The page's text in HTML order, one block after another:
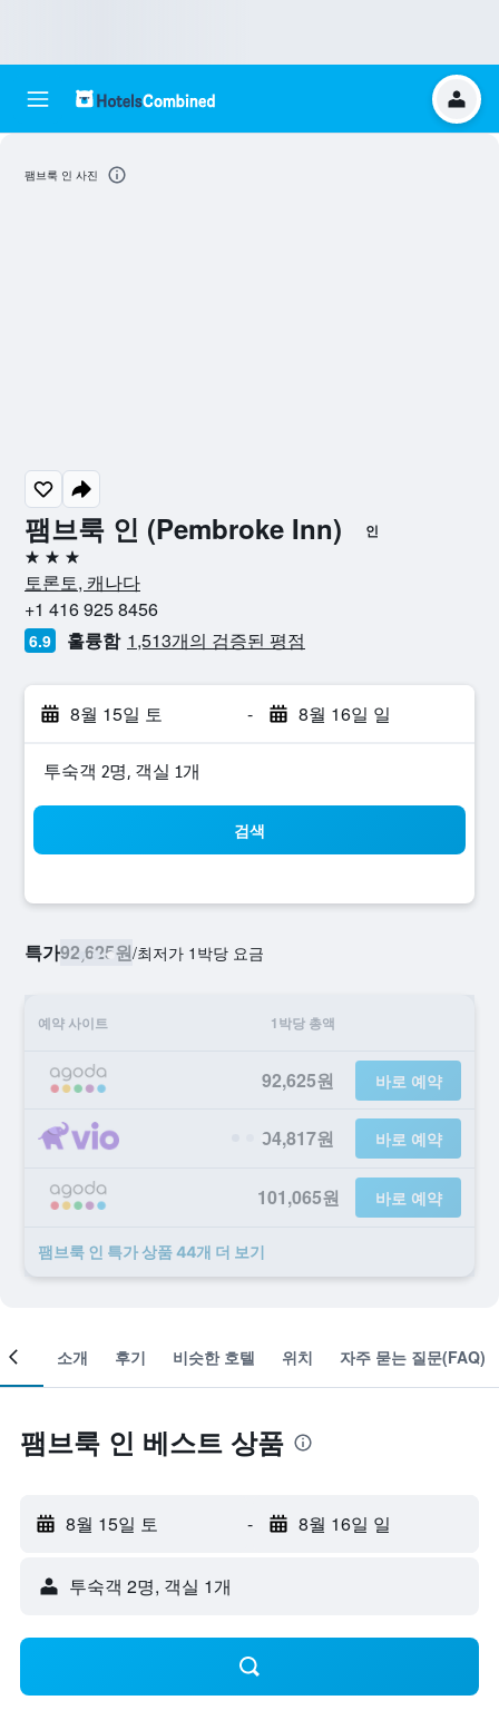
팸브룩 인 (Pembroke Inn) 인
3성급
토론토, 캐나다
+1 416 925 8456
6.9 훌륭함 1,513개의 검증된 평점
8월 15일 토 - 8월 16일 일
​투숙객 2​명, ​객실 1개
검색
특가92,625원/​최저가 1박당 요금
예약 사이트 1박당 총액
92,625원 바로 예약
94,817원 바로 예약
101,065원 바로 예약
팸브룩 인 ​특가 ​상품 44개 ​더 ​보기
팸브룩 인 사진
객실 소개 후기 비슷한 호텔 위치 자주 묻는 질문(FAQ)
팸브룩 인 베스트 상품
8월 15일 토 - 8월 16일 일
​투숙객 2​명, ​객실 1개